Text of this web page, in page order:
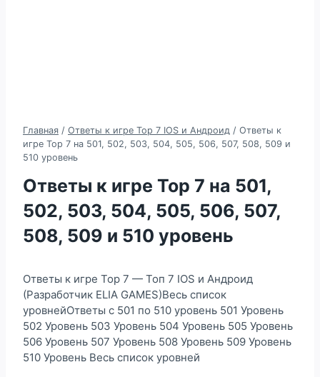
Главная / Ответы к игре Top 7 IOS и Андроид / Ответы к
игре Top 7 на 501, 502, 503, 504, 505, 506, 507, 508, 509 и
510 уровень
Ответы к игре Top 7 на 501,
502, 503, 504, 505, 506, 507,
508, 509 и 510 уровень
Ответы к игре Top 7 — Топ 7 IOS и Андроид
(Разработчик ELIA GAMES)Весь список
уровнейОтветы с 501 по 510 уровень 501 Уровень
502 Уровень 503 Уровень 504 Уровень 505 Уровень
506 Уровень 507 Уровень 508 Уровень 509 Уровень
510 Уровень Весь список уровней